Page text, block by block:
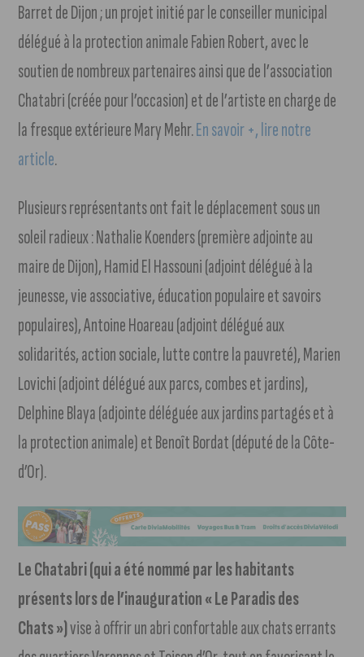
Barret de Dijon ; un projet initié par le conseiller municipal
délégué à la protection animale Fabien Robert, avec le
soutien de nombreux partenaires ainsi que de l’association
Chatabri (créée pour l’occasion) et de l’artiste en charge de
la fresque extérieure Mary Mehr.En savoir +, lire notre
article.
Plusieurs représentants ont fait le déplacement sous un
soleil radieux : Nathalie Koenders (première adjointe au
maire de Dijon), Hamid El Hassouni (adjoint délégué à la
jeunesse, vie associative, éducation populaire et savoirs
populaires), Antoine Hoareau (adjoint délégué aux
solidarités, action sociale, lutte contre la pauvreté), Marien
Lovichi (adjoint délégué aux parcs, combes et jardins),
Delphine Blaya (adjointe déléguée aux jardins partagés et à
la protection animale) et Benoît Bordat (député de la Côte-
d’Or).
Le Chatabri (qui a été nommé par les habitants
présents lors de l’inauguration « Le Paradis des
Chats »)vise à offrir un abri confortable aux chats errants